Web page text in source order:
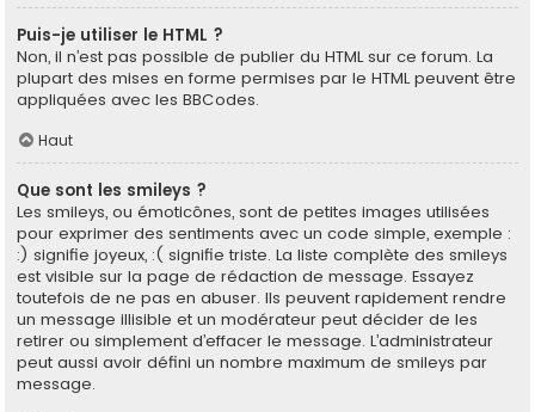
Puis-je utiliser le HTML ?
Non, il n’est pas possible de publier du HTML sur ce forum. La
plupart des mises en forme permises par le HTML peuvent être
appliquées avec les BBCodes.
Haut
Que sont les smileys ?
Les smileys, ou émoticônes, sont de petites images utilisées
pour exprimer des sentiments avec un code simple, exemple :
:) signifie joyeux, :( signifie triste. La liste complète des smileys
est visible sur la page de rédaction de message. Essayez
toutefois de ne pas en abuser. Ils peuvent rapidement rendre
un message illisible et un modérateur peut décider de les
retirer ou simplement d’effacer le message. L’administrateur
peut aussi avoir défini un nombre maximum de smileys par
message.